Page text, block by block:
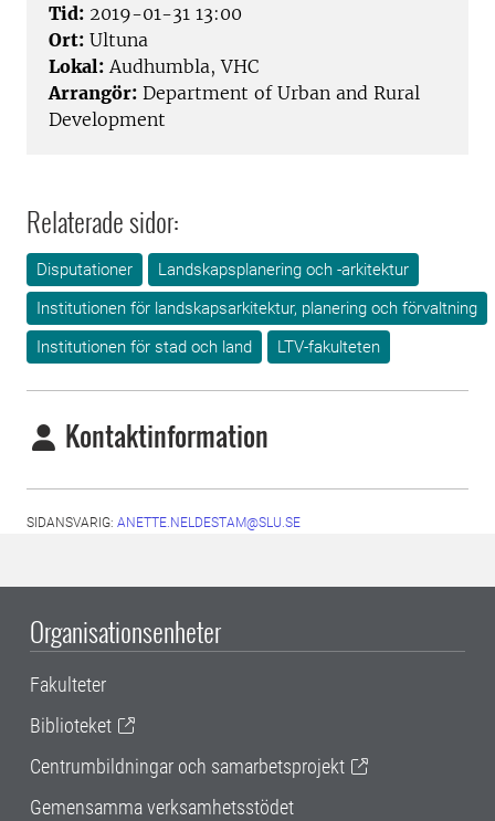
Tid: 2019-01-31 13:00
Ort: Ultuna
Lokal: Audhumbla, VHC
Arrangör: Department of Urban and Rural
Development
Relaterade sidor:
Disputationer
Landskapsplanering och -arkitektur
Institutionen för landskapsarkitektur, planering och förvaltning
Institutionen för stad och land
LTV-fakulteten
Kontaktinformation
SIDANSVARIG: ANETTE.NELDESTAM@SLU.SE
Organisationsenheter
Fakulteter
Biblioteket
Centrumbildningar och samarbetsprojekt
Gemensamma verksamhetsstödet